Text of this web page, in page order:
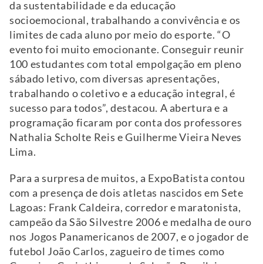
da sustentabilidade e da educação
socioemocional, trabalhando a convivência e os
limites de cada aluno por meio do esporte. “O
evento foi muito emocionante. Conseguir reunir
100 estudantes com total empolgação em pleno
sábado letivo, com diversas apresentações,
trabalhando o coletivo e a educação integral, é
sucesso para todos”, destacou. A abertura e a
programação ficaram por conta dos professores
Nathalia Scholte Reis e Guilherme Vieira Neves
Lima.
Para a surpresa de muitos, a ExpoBatista contou
com a presença de dois atletas nascidos em Sete
Lagoas: Frank Caldeira, corredor e maratonista,
campeão da São Silvestre 2006 e medalha de ouro
nos Jogos Panamericanos de 2007, e o jogador de
futebol João Carlos, zagueiro de times como